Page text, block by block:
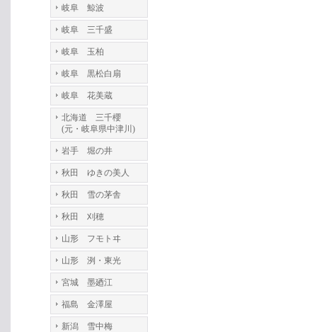
岐阜 鯨波
岐阜 三千盛
岐阜 玉柏
岐阜 黒松白扇
岐阜 花美蔵
北海道 三千櫻
(元・岐阜県中津川)
岩手 堀の井
秋田 ゆきの美人
秋田 雪の茅舎
秋田 刈穂
山形 フモトヰ
山形 洌・東光
宮城 墨廼江
福島 金澤屋
新潟 雪中梅